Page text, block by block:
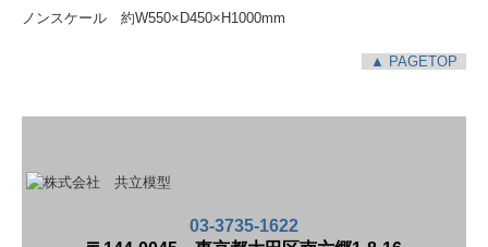
ノンスケール 約W550×D450×H1000mm
▲ PAGETOP
03-3735-1622